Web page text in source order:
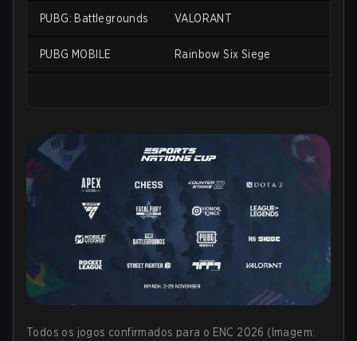
PUBG: Battlegrounds VALORANT
PUBG MOBILE Rainbow Six Siege
Todos os jogos confirmados para o ENC 2026 (Imagem: